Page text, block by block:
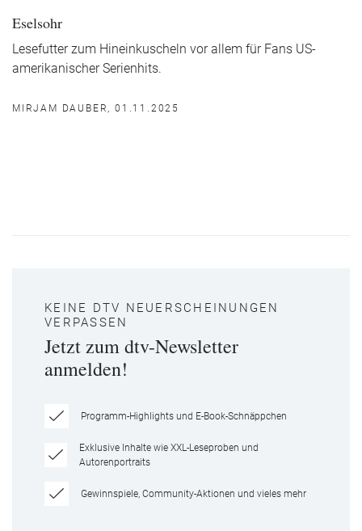
Eselsohr
Lesefutter zum Hineinkuscheln vor allem für Fans US-
amerikanischer Serienhits.
MIRJAM DAUBER, 01.11.2025
KEINE DTV NEUERSCHEINUNGEN
VERPASSEN
Jetzt zum dtv-Newsletter
anmelden!
Programm-Highlights und E-Book-Schnäppchen
Exklusive Inhalte wie XXL-Leseproben und
Autorenportraits
Gewinnspiele, Community-Aktionen und vieles mehr